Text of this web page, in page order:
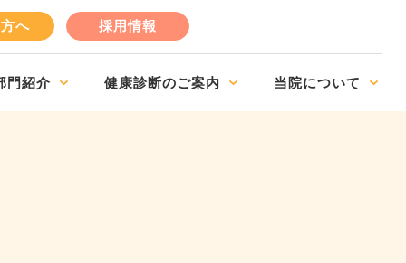
へ 採用情報
門紹介 健康診断のご案内 当院について